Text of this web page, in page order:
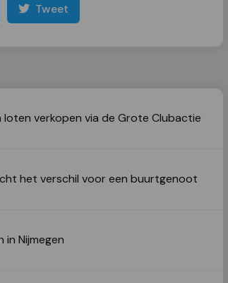
Tweet
loten verkopen via de Grote Clubactie
het verschil voor een buurtgenoot
Nijmegen